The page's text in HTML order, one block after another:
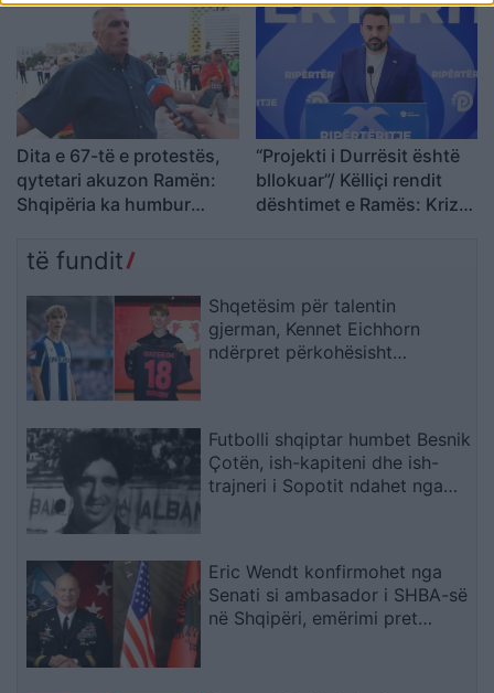
Dita e 67-të e protestës,
qytetari akuzon Ramën:
Shqipëria ka humbur
“Projekti i Durrësit është
bllokuar”/ Këlliçi rendit
dështimet e Ramës: Kriza
të fundit
Shqetësim për talentin
gjerman, Kennet Eichhorn
ndërpret përkohësisht
Futbolli shqiptar humbet Besnik
Çotën, ish-kapiteni dhe ish-
trajneri i Sopotit ndahet nga
Eric Wendt konfirmohet nga
Senati si ambasador i SHBA-së
në Shqipëri, emërimi pret